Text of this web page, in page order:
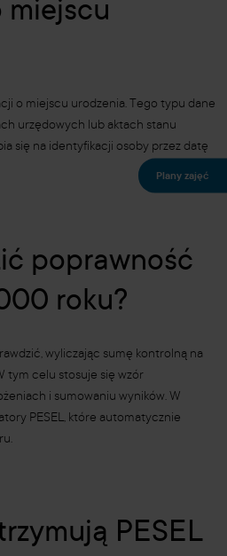
miejscu
o miejscu urodzenia. Tego typu dane
urzędowych lub aktach stanu
się na identyfikacji osoby przez datę
poprawność
roku?
wyliczając sumę kontrolną na
tym celu stosuje się wzór
i sumowaniu wyników. W
PESEL, które automatycznie
PESEL
Plany zajęć